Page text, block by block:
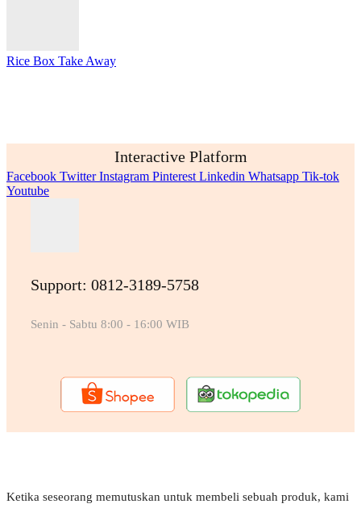
Rice Box Take Away
Interactive Platform
Facebook Twitter Instagram Pinterest Linkedin Whatsapp Tik-tok
Youtube
Support: 0812-3189-5758
Senin - Sabtu 8:00 - 16:00 WIB
Ketika seseorang memutuskan untuk membeli sebuah produk, kami